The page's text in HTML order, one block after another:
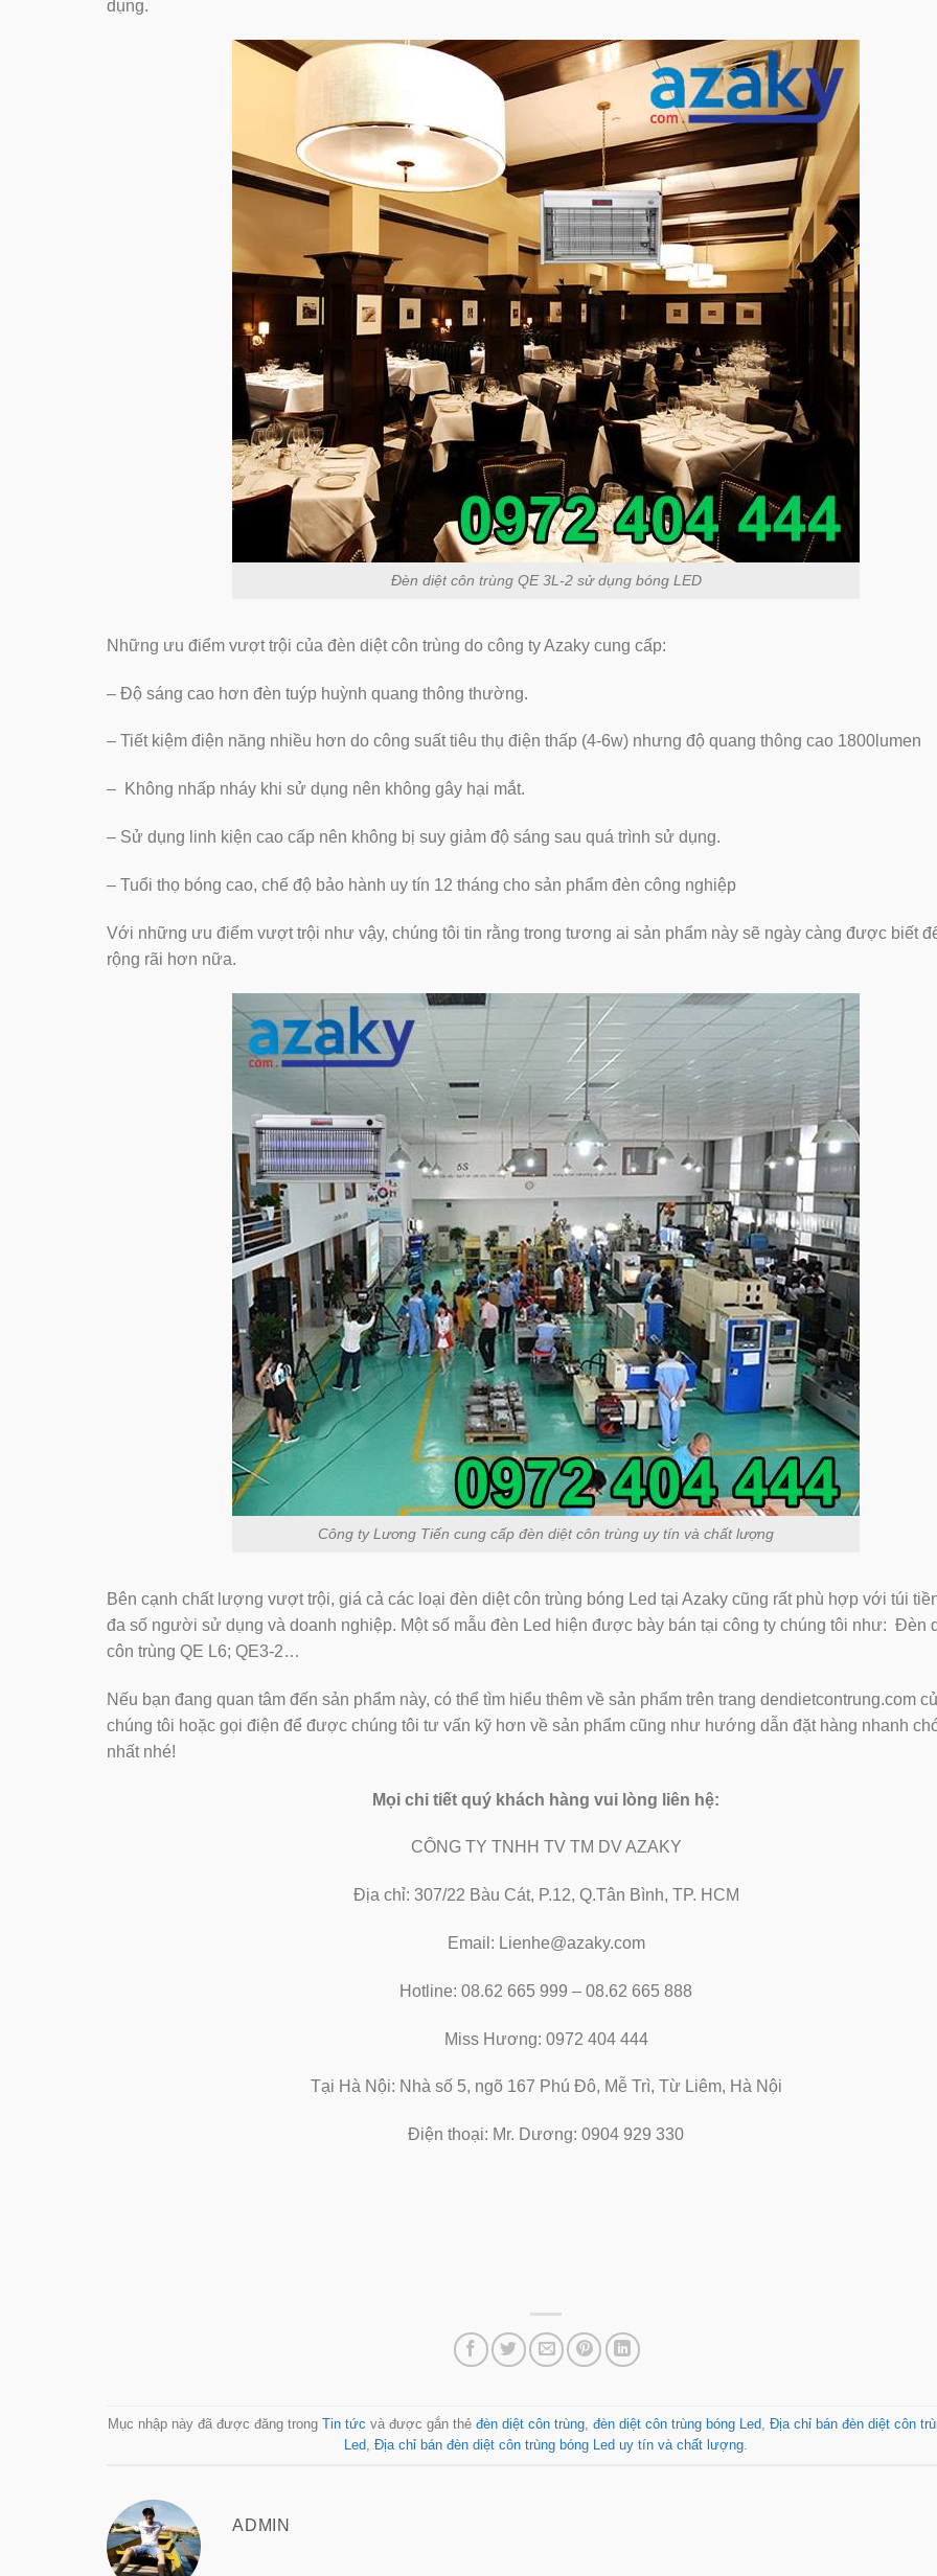
dụng.
Đèn diệt côn trùng QE 3L-2 sử dụng bóng LED
Những ưu điểm vượt trội của đèn diệt côn trùng do công ty Azaky cung cấp:
– Độ sáng cao hơn đèn tuýp huỳnh quang thông thường.
– Tiết kiệm điện năng nhiều hơn do công suất tiêu thụ điện thấp (4-6w) nhưng độ quang thông cao 1800lumen
– Không nhấp nháy khi sử dụng nên không gây hại mắt.
– Sử dụng linh kiện cao cấp nên không bị suy giảm độ sáng sau quá trình sử dụng.
– Tuổi thọ bóng cao, chế độ bảo hành uy tín 12 tháng cho sản phẩm đèn công nghiệp
Với những ưu điểm vượt trội như vậy, chúng tôi tin rằng trong tương ai sản phẩm này sẽ ngày càng được biết
rộng rãi hơn nữa.
Công ty Lương Tiến cung cấp đèn diệt côn trùng uy tín và chất lượng
Bên cạnh chất lượng vượt trội, giá cả các loại đèn diệt côn trùng bóng Led tại Azaky cũng rất phù hợp với túi
đa số người sử dụng và doanh nghiệp. Một số mẫu đèn Led hiện được bày bán tại công ty chúng tôi như: Đèn
côn trùng QE L6; QE3-2…
Nếu bạn đang quan tâm đến sản phẩm này, có thể tìm hiểu thêm về sản phẩm trên trang dendietcontrung.com
chúng tôi hoặc gọi điện để được chúng tôi tư vấn kỹ hơn về sản phẩm cũng như hướng dẫn đặt hàng nhanh
nhất nhé!
Mọi chi tiết quý khách hàng vui lòng liên hệ:
CÔNG TY TNHH TV TM DV AZAKY
Địa chỉ: 307/22 Bàu Cát, P.12, Q.Tân Bình, TP. HCM
Email: Lienhe@azaky.com
Hotline: 08.62 665 999 – 08.62 665 888
Miss Hương: 0972 404 444
Tại Hà Nội: Nhà số 5, ngõ 167 Phú Đô, Mễ Trì, Từ Liêm, Hà Nội
Điện thoại: Mr. Dương: 0904 929 330
Mục nhập này đã được đăng trong Tin tức và được gắn thẻ đèn diệt côn trùng đèn diệt côn trùng bóng Led Địa chỉ bán đèn diệt côn
Led Địa chỉ bán đèn diệt côn trùng bóng Led uy tín và chất lượng
ADMIN